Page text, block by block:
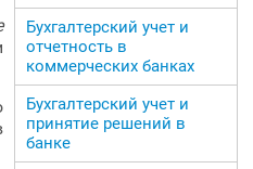
Бухгалтерский учет и
отчетность в
коммерческих банках
Бухгалтерский учет и
принятие решений в
банке